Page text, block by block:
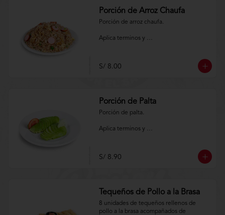
Porción de Arroz Chaufa
Porción de arroz chaufa.
Aplica terminos y
S/ 8.00
Porción de Palta
Porción de palta.
Aplica terminos y
S/ 8.90
Tequeños de Pollo a la Brasa
8 unidades de tequeños rellenos de
pollo a la brasa acompañados de